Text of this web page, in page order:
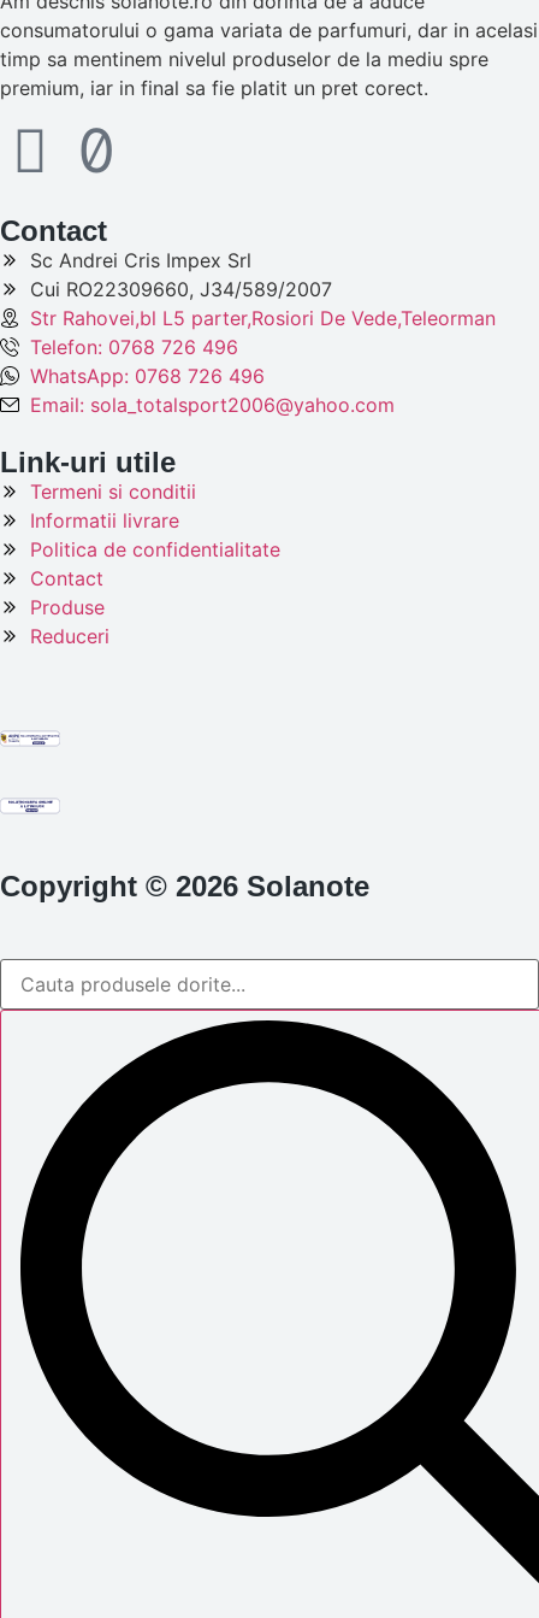
consumatorului o gama variata de parfumuri, dar in acelasi
timp sa mentinem nivelul produselor de la mediu spre
premium, iar in final sa fie platit un pret corect.
Contact
Sc Andrei Cris Impex Srl
Cui RO22309660, J34/589/2007
Str Rahovei,bl L5 parter,Rosiori De Vede,Teleorman
Telefon: 0768 726 496
WhatsApp: 0768 726 496
Email: sola_totalsport2006@yahoo.com
Link-uri utile
Termeni si conditii
Informatii livrare
Politica de confidentialitate
Contact
Produse
Reduceri
Copyright © 2026 Solanote